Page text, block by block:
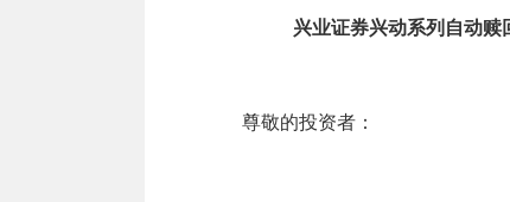
兴业证券兴动系列自动赎
尊敬的投资者：